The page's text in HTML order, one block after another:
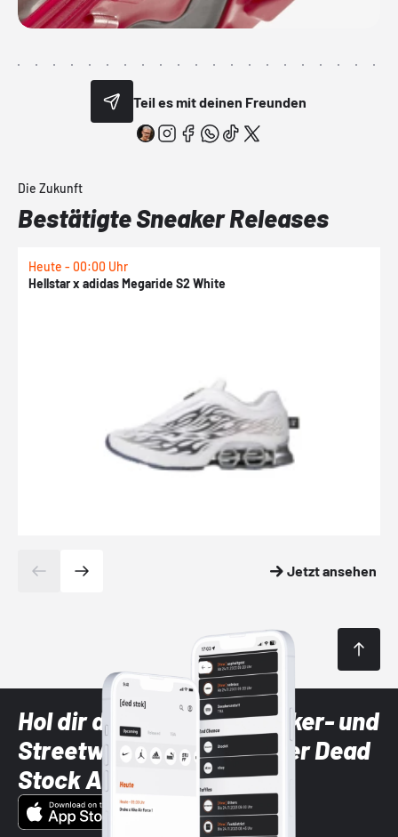
Teil es mit deinen Freunden
Die Zukunft
Bestätigte Sneaker Releases
Heute - 00:00 Uhr
Hellstar x adidas Megaride S2 White
Jetzt ansehen
Hol dir die neuesten Sneaker- und
Streetwear-Brands mit der Dead
Stock App